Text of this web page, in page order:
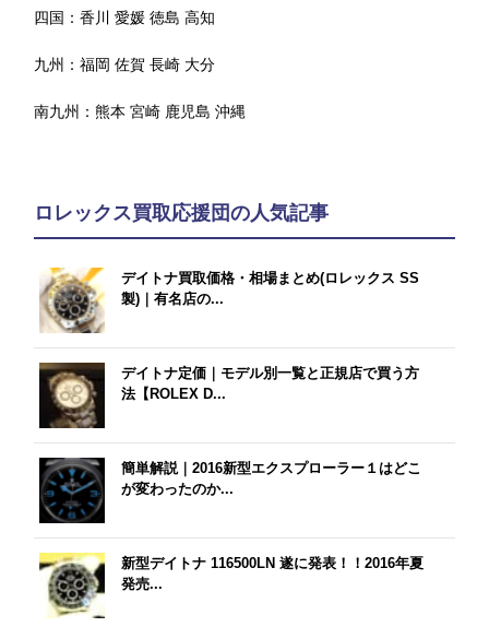
四国：香川 愛媛 徳島 高知
九州：福岡 佐賀 長崎 大分
南九州：熊本 宮崎 鹿児島 沖縄
ロレックス買取応援団の人気記事
デイトナ買取価格・相場まとめ(ロレックス SS
製)｜有名店の...
デイトナ定価｜モデル別一覧と正規店で買う方
法【ROLEX D...
簡単解説｜2016新型エクスプローラー１はどこ
が変わったのか...
新型デイトナ 116500LN 遂に発表！！2016年夏
発売...